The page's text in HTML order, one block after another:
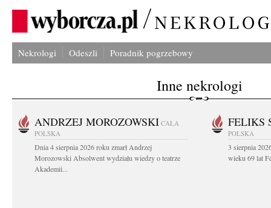
Nekrologi Odeszli Poradnik pogrzebowy
Inne nekrologi
ANDRZEJ MOROZOWSKI CAŁA
POLSKA
Dnia 4 sierpnia 2026 roku zmarł Andrzej
Morozowski Absolwent wydziału wiedzy o teatrze
Akademii...
FELIKS
POLSKA
3 sierpnia
wieku 69 lat